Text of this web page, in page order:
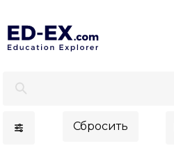
Сбросить